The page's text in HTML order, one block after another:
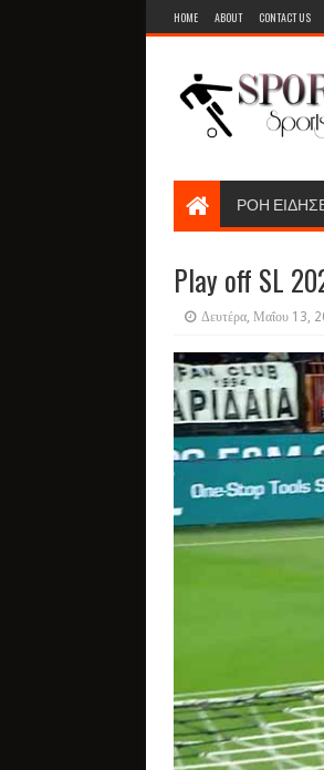
HOME ABOUT CONTACT US
ΡΟΗ
Play off SL
Δευτέρα, Μαΐου 13,